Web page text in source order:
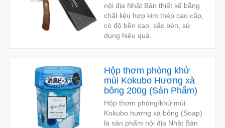
nội địa Nhật Bản thiết kế bằng
chất liệu hợp kim thép cao cấp,
có độ bền cao, sắc bén, sử
dụng hiệu quả.
Hộp thơm phòng khử
mùi Kokubo Hương xà
bông 200g (Sản Phẩm)
Hộp thơm phòng/khử mùi
Kokubo hương xà bông (Soap)
là sản phẩm nội địa Nhật Bản